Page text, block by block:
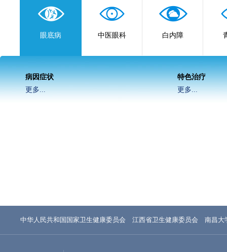
眼底病
病因症状
更多...
特色治疗
更多...
中医眼科 白内障
中华人民共和国国家卫生健康委员会 江西省卫生健康委员会 南昌大